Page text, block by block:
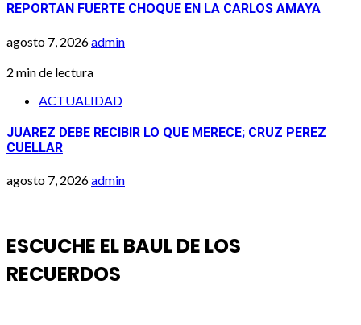
REPORTAN FUERTE CHOQUE EN LA CARLOS AMAYA
agosto 7, 2026admin
2 min de lectura
ACTUALIDAD
JUAREZ DEBE RECIBIR LO QUE MERECE; CRUZ PEREZ
CUELLAR
agosto 7, 2026admin
ESCUCHE EL BAUL DE LOS
RECUERDOS